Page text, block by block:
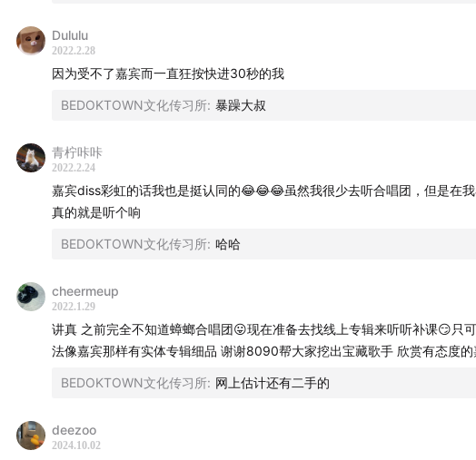
Dululu
2022.2.28
因为受不了嘉宾而一直狂按快进30秒的我
BEDOKTOWN文化传习所: 暴躁大叔
青柠咔咔
2022.2.24
嘉宾diss彩虹的话我也是挺认同的😂😂😂虽然我很少去听合唱团，但是在
真的就是听个响
BEDOKTOWN文化传习所: 哈哈
cheermeup
2022.1.29
讲真 之前完全不知道蟑螂合唱团😛现在准备去找线上专辑来听听补课😏只
法像嘉宾那样有实体专辑细品 谢谢8090帮大家挖出宝藏歌手 欣赏有态度
BEDOKTOWN文化传习所: 网上估计还有二手的
deezoo
2024.10.02